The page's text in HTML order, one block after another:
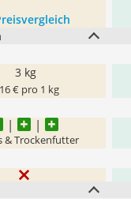
3 kg
€ pro 1 kg
& Trockenfutter